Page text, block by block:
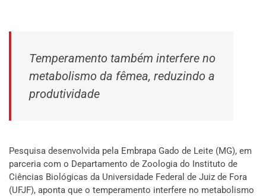
Temperamento também interfere no
metabolismo da fêmea, reduzindo a
produtividade
Pesquisa desenvolvida pela Embrapa Gado de Leite (MG), em
parceria com o Departamento de Zoologia do Instituto de
Ciências Biológicas da Universidade Federal de Juiz de Fora
(UFJF), aponta que o temperamento interfere no metabolismo